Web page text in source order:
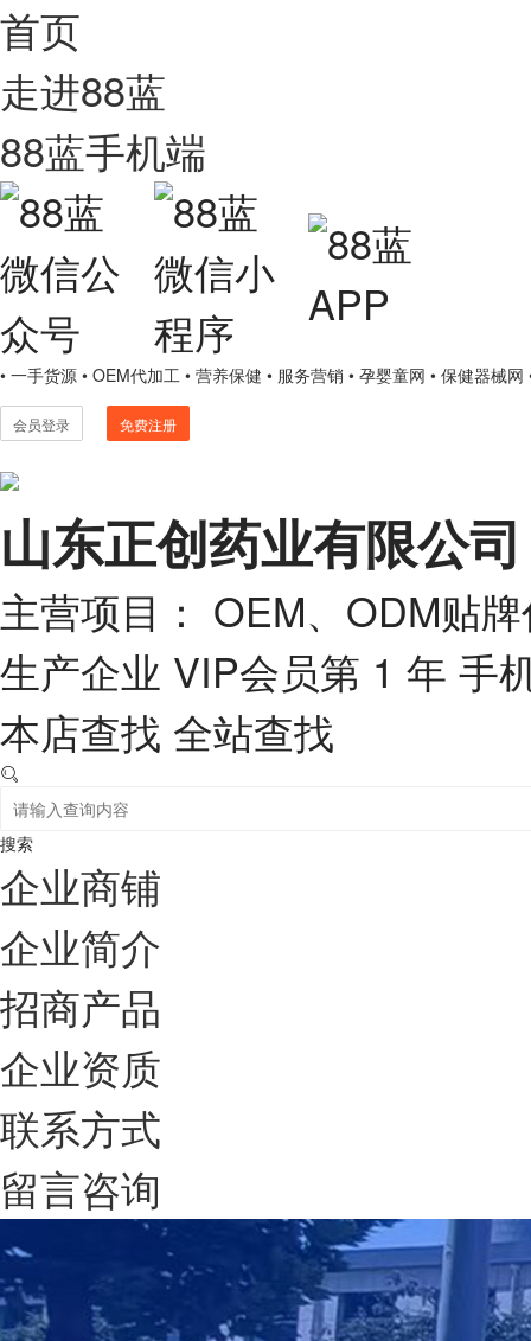
首页
走进88蓝
88蓝手机端
• 一手货源 • OEM代加工 • 营养保健 • 服务营销 • 孕婴童网 • 保健器械网
会员登录 免费注册
山东正创药业有限公司
主营项目： OEM、ODM贴
生产企业 VIP会员第 1 年 手
本店查找 全站查找
搜索
企业商铺
企业简介
招商产品
企业资质
联系方式
留言咨询